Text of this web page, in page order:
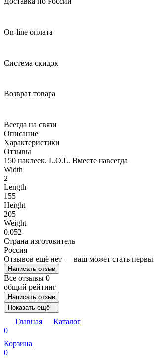
On-line оплата
Система скидок
Возврат товара
Всегда на связи
Описание
Характеристики
Отзывы
150 наклеек. L.O.L. Вместе навсегда
Width
2
Length
155
Height
205
Weight
0.052
Страна изготовитель
Россия
Отзывов ещё нет — ваш может стать
Написать отзыв
Все отзывы 0
общий рейтинг
Написать отзыв
Показать ещё
Главная
Каталог
0
Корзина
0